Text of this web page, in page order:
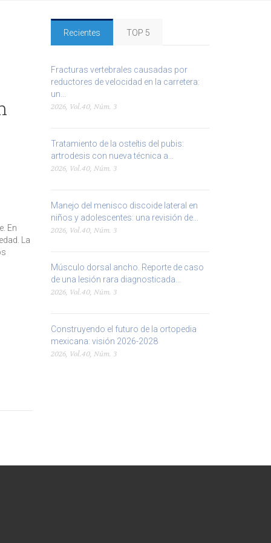
En
La
Recientes TOP 5
Fracturas vertebrales causadas por
reductores de velocidad en la carretera:
un...
2026, Vol.40, Núm. 3
Tratamiento de la osteítis del pubis:
artrodesis con nueva técnica a...
2026, Vol.40, Núm. 3
Manejo del menisco discoide lateral en
niños y adolescentes: una revisión de...
2026, Vol.40, Núm. 3
Músculo dorsal ancho. Reporte de caso
de una lesión rara diagnosticada...
2026, Vol.40, Núm. 3
Construyendo el futuro de la ortopedia
mexicana: visión 2026-2028
2026, Vol.40, Núm. 3